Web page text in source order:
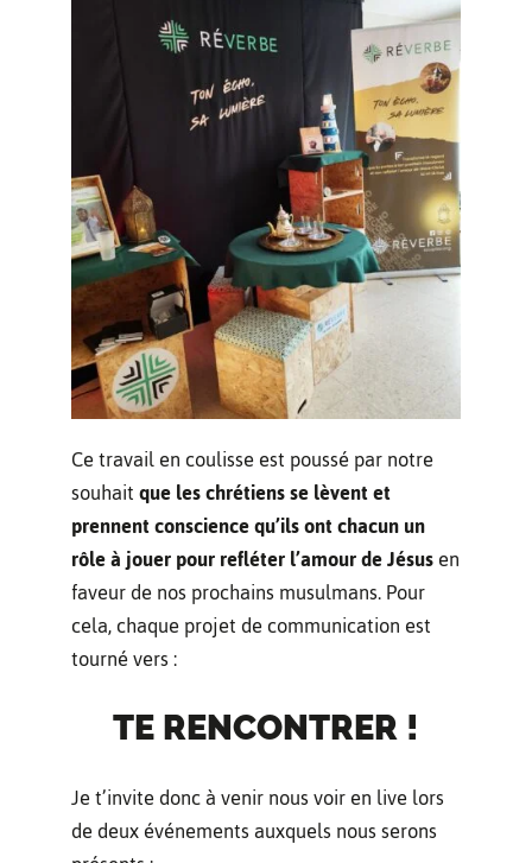
Ce travail en coulisse est poussé par notre
souhaitque les chrétiens se lèvent et
prennent conscience qu’ils ont chacun un
rôle à jouer pour refléter l’amour de Jésusen
faveur de nos prochains musulmans. Pour
cela, chaque projet de communication est
tourné vers :
TE RENCONTRER !
Je t’invite donc à venir nous voir en live lors
de deux événements auxquels nous serons